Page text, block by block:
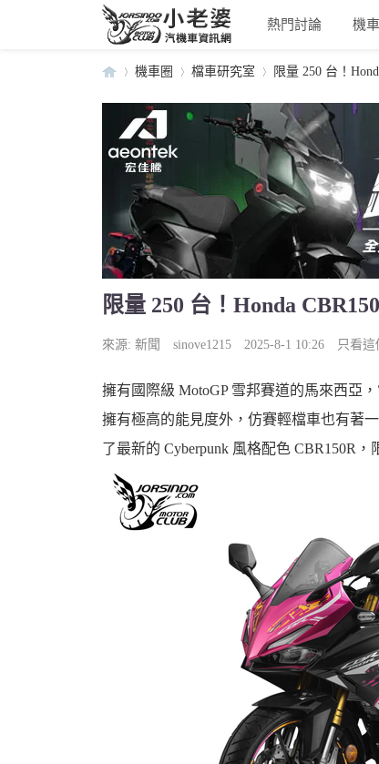
熱門討論 機
小›
機車圈
›
檔車研究室
›
限量 250 台！
限量 250 台！Honda
來源: 新聞 sinove1215 2025-8-1 10:26 只看
擁有國際級 MotoGP 雪邦賽道的馬來西亞
擁有極高的能見度外，仿賽輕檔車也有著
了最新的 Cyberpunk 風格配色 CBR150R，